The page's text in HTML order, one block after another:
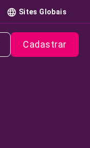
Sites Globais
Cadastrar